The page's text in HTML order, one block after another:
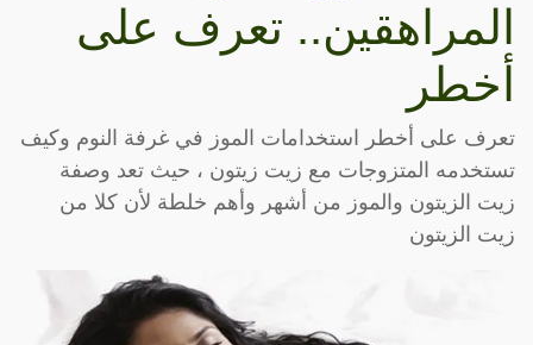
المراهقين.. تعرف على
أخطر
تعرف على أخطر استخدامات الموز في غرفة النوم وكيف
تستخدمه المتزوجات مع زيت زيتون ، حيث تعد وصفة
زيت الزيتون والموز من أشهر وأهم خلطة لأن كلا من
زيت الزيتون